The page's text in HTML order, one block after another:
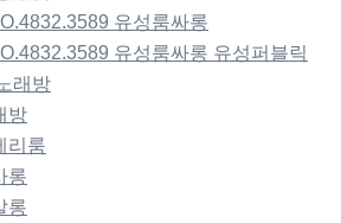
유성룸싸롱
유성룸싸롱 유성퍼블릭
래방
방
리룸
롱
롱